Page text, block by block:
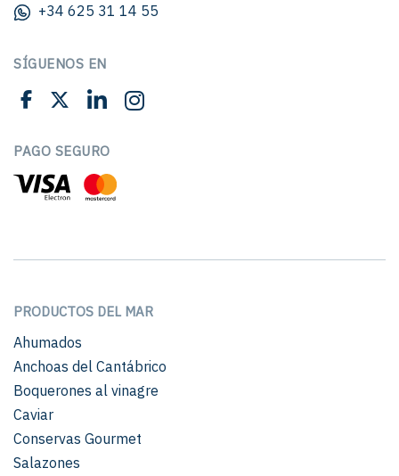
+34 625 31 14 55
SÍGUENOS EN
PAGO SEGURO
PRODUCTOS DEL MAR
Ahumados
Anchoas del Cantábrico
Boquerones al vinagre
Caviar
Conservas Gourmet
Salazones